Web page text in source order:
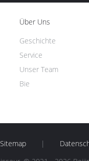
Über Uns
Bie
Geschichte
Service
Unser Team
Sitemap |